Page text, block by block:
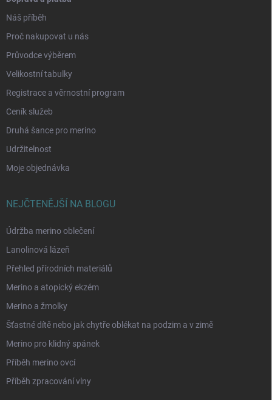
Náš příběh
Proč nakupovat u nás
Průvodce výběrem
Velikostní tabulky
Registrace a věrnostní program
Ceník služeb
Druhá šance pro merino
Udržitelnost
Moje objednávka
NEJČTENĚJŠÍ NA BLOGU
Údržba merino oblečení
Lanolinová lázeň
Přehled přírodních materiálů
Merino a atopický ekzém
Merino a žmolky
Šťastné dítě nebo jak chytře oblékat na podzim a v zimě
Merino pro klidný spánek
Příběh merino ovcí
Příběh zpracování vlny